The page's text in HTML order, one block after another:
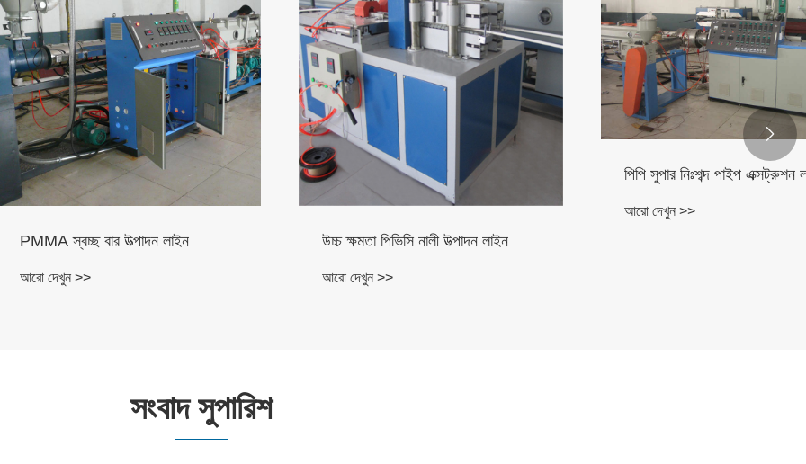
বার উত্পাদন লাইন উচ্চ ক্ষমতা পিভিসি নালী উত্পাদন লাইন
পিপি সুপার নিঃশব্দ পাইপ এক্সট্রুশন লাইন
আরো দেখুন >>

সংবাদ সুপারিশ